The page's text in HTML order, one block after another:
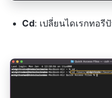
Cd: เปลี่ยนไดเรกทอ